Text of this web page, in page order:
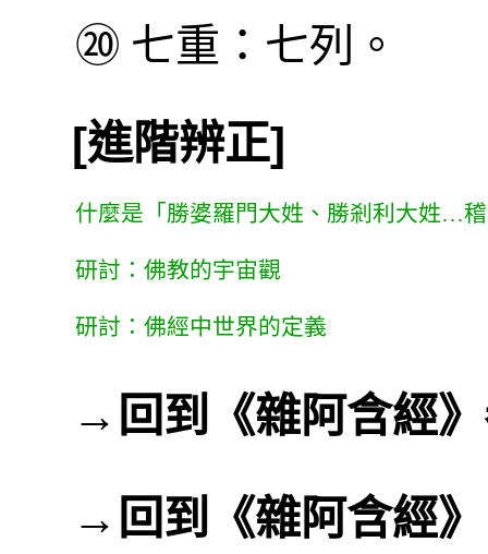
⑳ 七重：七列。
[進階辨正]
什麼是「勝婆羅門大姓、勝剎利大姓…
研討：佛教的宇宙觀
研討：佛經中世界的定義
→ 回到《雜阿含經
→ 回到《雜阿含經》